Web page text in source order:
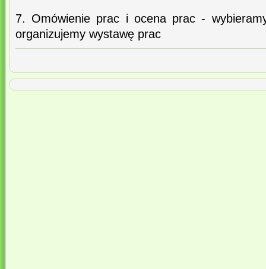
7. Omówienie prac i ocena prac -
organizujemy wystawę prac